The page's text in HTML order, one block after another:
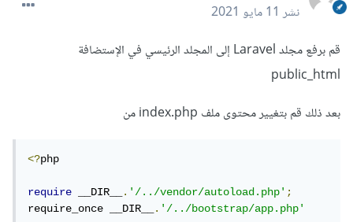
نشر11 مايو 2021
قم برفع مجلد Laravel إلى المجلد الرئيسي في الإستضافة
public_html
بعد ذلك قم بتغيير محتوى ملف index.php من
<?php
require __DIR__.'/../vendor/autoload.php';
require_once __DIR__.'/../bootstrap/app.php'